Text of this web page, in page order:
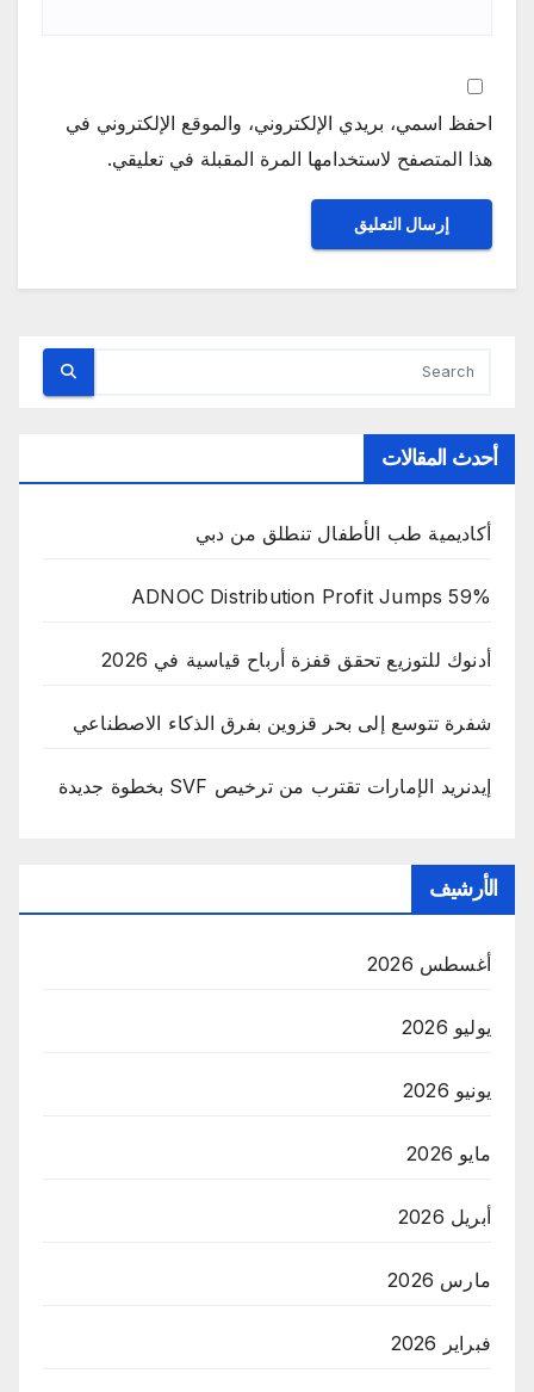
احفظ اسمي، بريدي الإلكتروني، والموقع الإلكتروني في
هذا المتصفح لاستخدامها المرة المقبلة في تعليقي.
أحدث المقالات
أكاديمية طب الأطفال تنطلق من دبي
ADNOC Distribution Profit Jumps 59%
أدنوك للتوزيع تحقق قفزة أرباح قياسية في 2026
شفرة تتوسع إلى بحر قزوين بفرق الذكاء الاصطناعي
إيدنريد الإمارات تقترب من ترخيص SVF بخطوة جديدة
الأرشيف
أغسطس 2026
يوليو 2026
يونيو 2026
مايو 2026
أبريل 2026
مارس 2026
فبراير 2026